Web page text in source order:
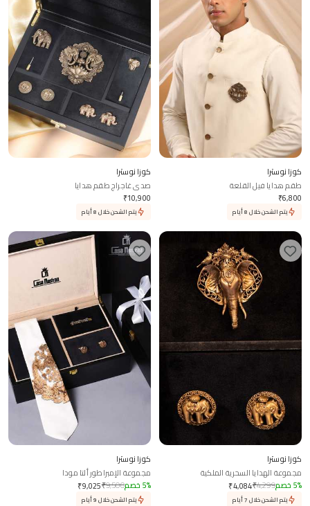
كوزا نوسترا
طقم هدايا فيل القلعة
₹6,800
يتم الشحن خلال 8 أيام
كوزا نوسترا
صدى غاجراج طقم هدايا
₹10,900
يتم الشحن خلال 8 أيام
كوزا نوسترا
مجموعة الهدايا السحرية الملكية
₹4,084₹4,299 5% خصم
يتم الشحن خلال 7 أيام
كوزا نوسترا
مجموعة الإمبراطور ألتا مودا
₹9,025₹9,500 5% خصم
يتم الشحن خلال 9 أيام